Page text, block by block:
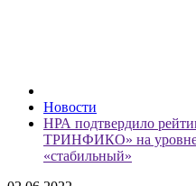
Новости
НРА подтвердило
ТРИНФИКО» на уровне
«стабильный»